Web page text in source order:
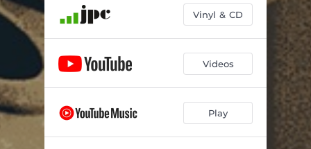
Vinyl & CD
Videos
Play